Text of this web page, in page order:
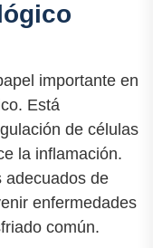
importante en
Está
de células
la inflamación.
adecuados de
enfermedades
común.